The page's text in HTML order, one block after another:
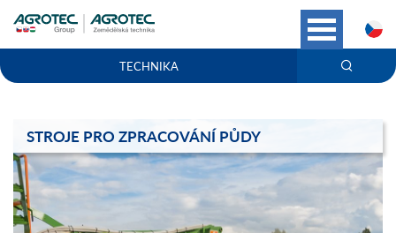
TECHNIKA
STROJE PRO ZPRACOVÁNÍ PŮDY